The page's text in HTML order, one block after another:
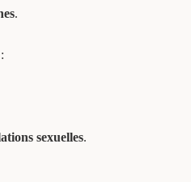
.
sexuelles.